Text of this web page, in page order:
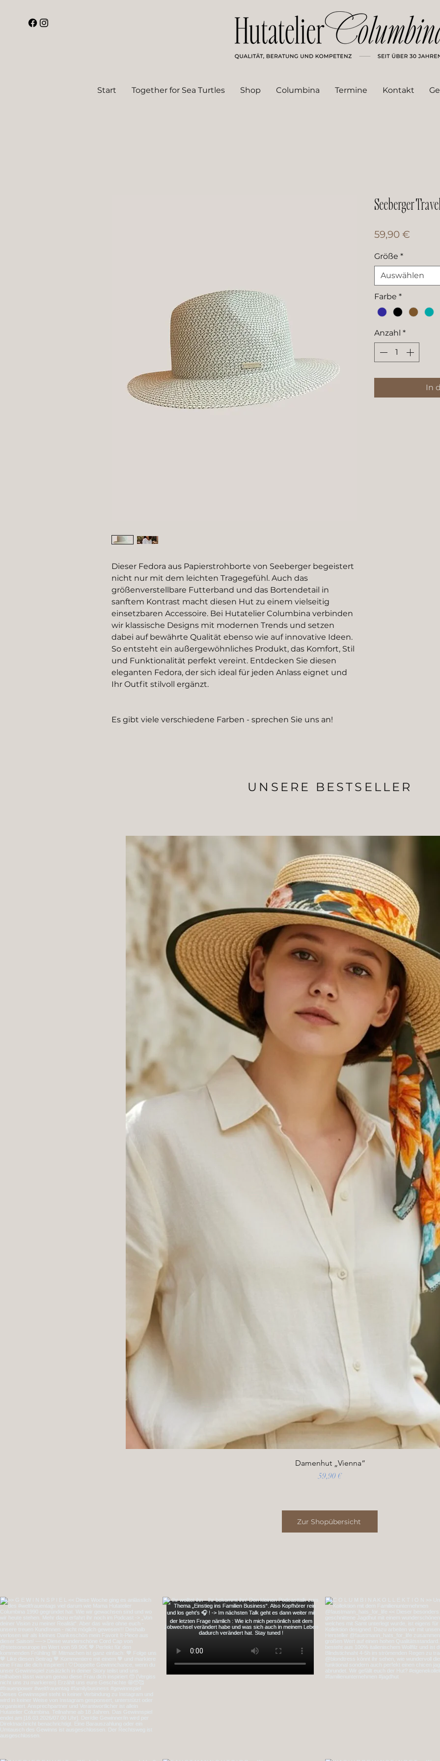
Start Together for Sea Turtles Shop Columbina Termine Kontakt
Dieser Fedora aus Papierstrohborte von Seeberger begeistert
nicht nur mit dem leichten Tragegefühl. Auch das
größenverstellbare Futterband und das Bortendetail in
sanftem Kontrast macht diesen Hut zu einem vielseitig
einsetzbaren Accessoire. Bei Hutatelier Columbina verbinden
wir klassische Designs mit modernen Trends und setzen
dabei auf bewährte Qualität ebenso wie auf innovative Ideen.
So entsteht ein außergewöhnliches Produkt, das Komfort, Stil
und Funktionalität perfekt vereint. Entdecken Sie diesen
eleganten Fedora, der sich ideal für jeden Anlass eignet und
Ihr Outfit stilvoll ergänzt.
Es gibt viele verschiedene Farben - sprechen Sie uns an!
Seeberger
59,90 €
Größe *
Auswählen
Farbe *
Anzahl *
In
UNSERE BESTSELLER
Damenhut „Vienna“
Preis
59,90 €
Zur Shopübersicht